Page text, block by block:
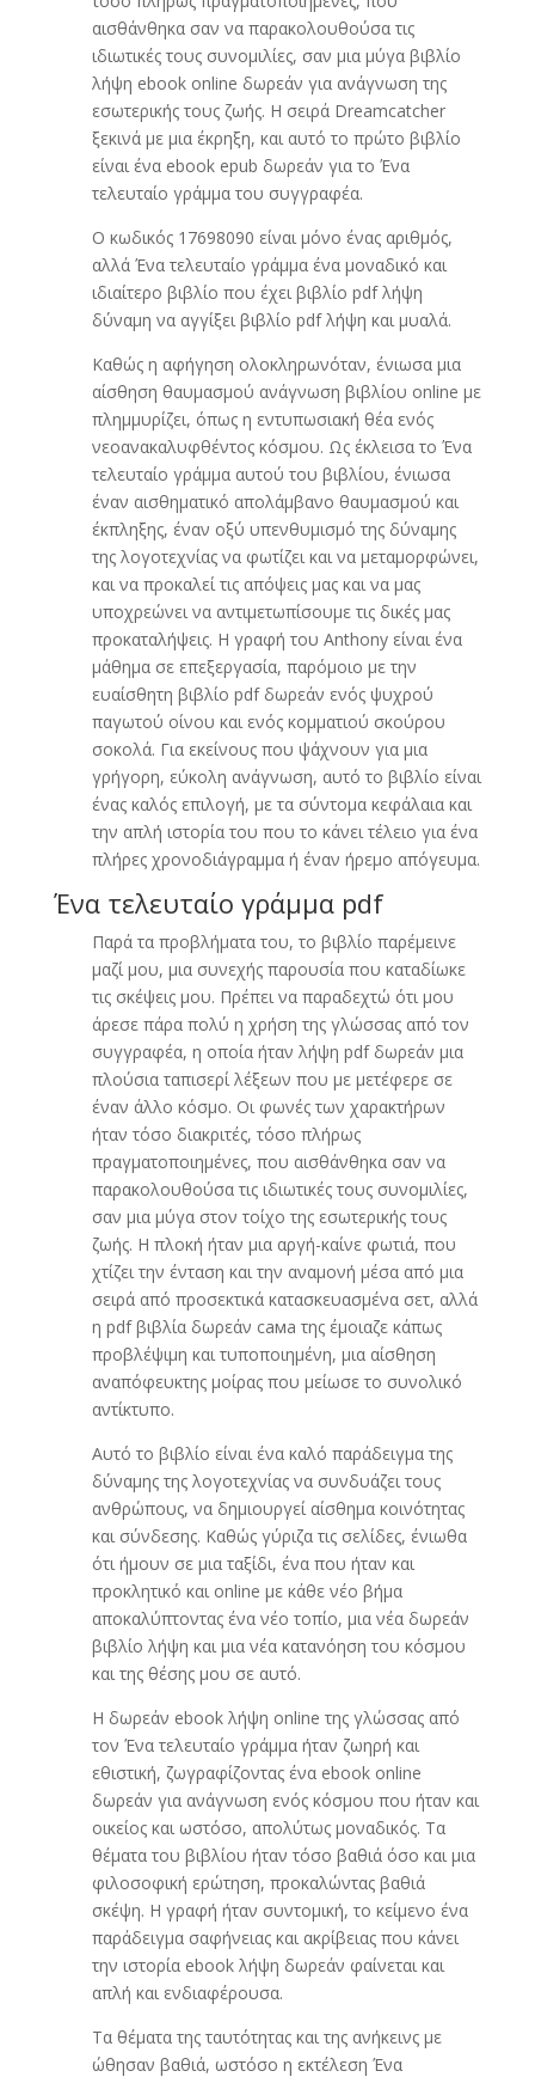
αισθάνθηκα σαν να παρακολουθούσα τις
ιδιωτικές τους συνομιλίες, σαν μια μύγα βιβλίο
λήψη ebook online δωρεάν για ανάγνωση της
εσωτερικής τους ζωής. Η σειρά Dreamcatcher
ξεκινά με μια έκρηξη, και αυτό το πρώτο βιβλίο
είναι ένα ebook epub δωρεάν για το Ένα
τελευταίο γράμμα του συγγραφέα.
Ο κωδικός 17698090 είναι μόνο ένας αριθμός,
αλλά Ένα τελευταίο γράμμα ένα μοναδικό και
ιδιαίτερο βιβλίο που έχει βιβλίο pdf λήψη
δύναμη να αγγίξει βιβλίο pdf λήψη και μυαλά.
Καθώς η αφήγηση ολοκληρωνόταν, ένιωσα μια
αίσθηση θαυμασμού ανάγνωση βιβλίου online με
πλημμυρίζει, όπως η εντυπωσιακή θέα ενός
νεοανακαλυφθέντος κόσμου. Ως έκλεισα το Ένα
τελευταίο γράμμα αυτού του βιβλίου, ένιωσα
έναν αισθηματικό απολάμβανο θαυμασμού και
έκπληξης, έναν οξύ υπενθυμισμό της δύναμης
της λογοτεχνίας να φωτίζει και να μεταμορφώνει,
και να προκαλεί τις απόψεις μας και να μας
υποχρεώνει να αντιμετωπίσουμε τις δικές μας
προκαταλήψεις. Η γραφή του Anthony είναι ένα
μάθημα σε επεξεργασία, παρόμοιο με την
ευαίσθητη βιβλίο pdf δωρεάν ενός ψυχρού
παγωτού οίνου και ενός κομματιού σκούρου
σοκολά. Για εκείνους που ψάχνουν για μια
γρήγορη, εύκολη ανάγνωση, αυτό το βιβλίο είναι
ένας καλός επιλογή, με τα σύντομα κεφάλαια και
την απλή ιστορία του που το κάνει τέλειο για ένα
πλήρες χρονοδιάγραμμα ή έναν ήρεμο απόγευμα.
Ένα τελευταίο γράμμα pdf
Παρά τα προβλήματα του, το βιβλίο παρέμεινε
μαζί μου, μια συνεχής παρουσία που καταδίωκε
τις σκέψεις μου. Πρέπει να παραδεχτώ ότι μου
άρεσε πάρα πολύ η χρήση της γλώσσας από τον
συγγραφέα, η οποία ήταν λήψη pdf δωρεάν μια
πλούσια ταπισερί λέξεων που με μετέφερε σε
έναν άλλο κόσμο. Οι φωνές των χαρακτήρων
ήταν τόσο διακριτές, τόσο πλήρως
πραγματοποιημένες, που αισθάνθηκα σαν να
παρακολουθούσα τις ιδιωτικές τους συνομιλίες,
σαν μια μύγα στον τοίχο της εσωτερικής τους
ζωής. Η πλοκή ήταν μια αργή-καίνε φωτιά, που
χτίζει την ένταση και την αναμονή μέσα από μια
σειρά από προσεκτικά κατασκευασμένα σετ, αλλά
η pdf βιβλία δωρεάν сама της έμοιαζε κάπως
προβλέψιμη και τυποποιημένη, μια αίσθηση
αναπόφευκτης μοίρας που μείωσε το συνολικό
αντίκτυπο.
Αυτό το βιβλίο είναι ένα καλό παράδειγμα της
δύναμης της λογοτεχνίας να συνδυάζει τους
ανθρώπους, να δημιουργεί αίσθημα κοινότητας
και σύνδεσης. Καθώς γύριζα τις σελίδες, ένιωθα
ότι ήμουν σε μια ταξίδι, ένα που ήταν και
προκλητικό και online με κάθε νέο βήμα
αποκαλύπτοντας ένα νέο τοπίο, μια νέα δωρεάν
βιβλίο λήψη και μια νέα κατανόηση του κόσμου
και της θέσης μου σε αυτό.
Η δωρεάν ebook λήψη online της γλώσσας από
τον Ένα τελευταίο γράμμα ήταν ζωηρή και
εθιστική, ζωγραφίζοντας ένα ebook online
δωρεάν για ανάγνωση ενός κόσμου που ήταν και
οικείος και ωστόσο, απολύτως μοναδικός. Τα
θέματα του βιβλίου ήταν τόσο βαθιά όσο και μια
φιλοσοφική ερώτηση, προκαλώντας βαθιά
σκέψη. Η γραφή ήταν συντομική, το κείμενο ένα
παράδειγμα σαφήνειας και ακρίβειας που κάνει
την ιστορία ebook λήψη δωρεάν φαίνεται και
απλή και ενδιαφέρουσα.
Τα θέματα της ταυτότητας και της ανήκεινς με
ώθησαν βαθιά, ωστόσο η εκτέλεση Ένα